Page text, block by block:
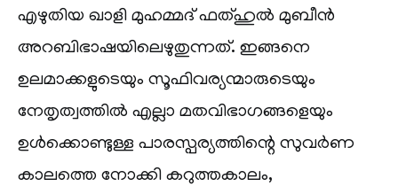
എഴുതിയ ഖാളി മുഹമ്മദ് ഫത്ഹുൽ മുബീൻ
അറബിഭാഷയിലെഴുതുന്നത്. ഇങ്ങനെ
ഉലമാക്കളുടെയും സൂഫിവര്യന്മാരുടെയും
നേതൃത്വത്തിൽ എല്ലാ മതവിഭാഗങ്ങളെയും
ഉൾക്കൊണ്ടുള്ള പാരസ്പര്യത്തിന്റെ സുവർണ
കാലത്തെ നോക്കി കറുത്തകാലം,